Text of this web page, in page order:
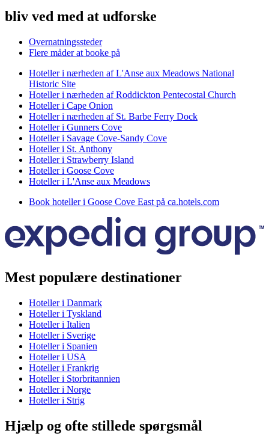
bliv ved med at udforske
Overnatningssteder
Flere måder at booke på
Hoteller i nærheden af L'Anse aux Meadows National
Historic Site
Hoteller i nærheden af Roddickton Pentecostal Church
Hoteller i Cape Onion
Hoteller i nærheden af St. Barbe Ferry Dock
Hoteller i Gunners Cove
Hoteller i Savage Cove-Sandy Cove
Hoteller i St. Anthony
Hoteller i Strawberry Island
Hoteller i Goose Cove
Hoteller i L'Anse aux Meadows
Book hoteller i Goose Cove East på ca.hotels.com
Mest populære destinationer
Hoteller i Danmark
Hoteller i Tyskland
Hoteller i Italien
Hoteller i Sverige
Hoteller i Spanien
Hoteller i USA
Hoteller i Frankrig
Hoteller i Storbritannien
Hoteller i Norge
Hoteller i Strig
Hjælp og ofte stillede spørgsmål